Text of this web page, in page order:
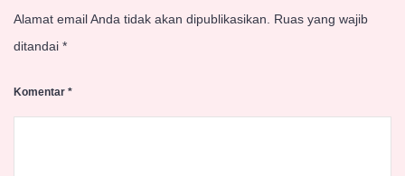
Alamat email Anda tidak akan dipublikasikan. Ruas yang wajib
ditandai *
Komentar *